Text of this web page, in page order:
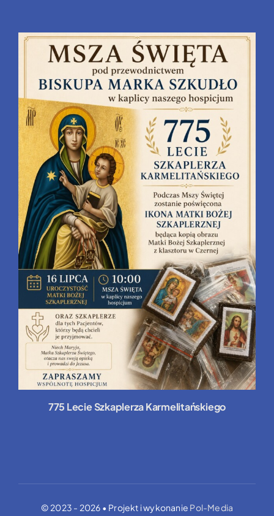
775 Lecie Szkaplerza Karmelitańskiego
© 2023 - 2026 • Projekt i wykonanie Pol-Media